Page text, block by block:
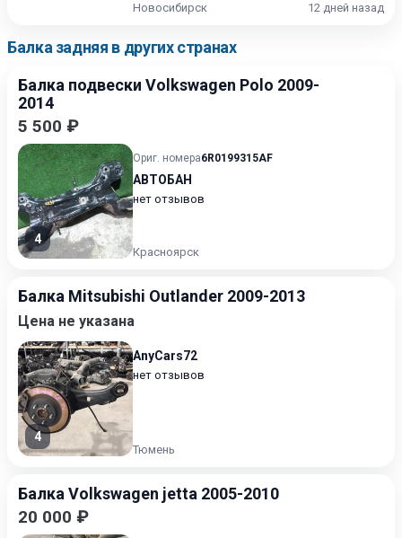
Новосибирск
12 дней назад
Балка задняя в других странах
Балка подвески Volkswagen Polo 2009-
2014
5 500 ₽
4
Ориг. номера6R0199315AF
АВТОБАН
нет отзывов
Красноярск
Балка Mitsubishi Outlander 2009-2013
Цена не указана
4
AnyCars72
нет отзывов
Тюмень
Балка Volkswagen jetta 2005-2010
20 000 ₽